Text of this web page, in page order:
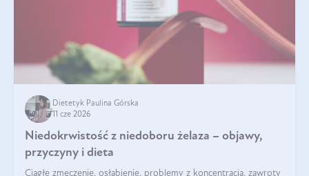
Dietetyk Paulina Górska
11 cze 2026
Niedokrwistość z niedoboru żelaza – objawy,
przyczyny i dieta
Ciągłe zmęczenie, osłabienie, problemy z koncentracją, zawroty